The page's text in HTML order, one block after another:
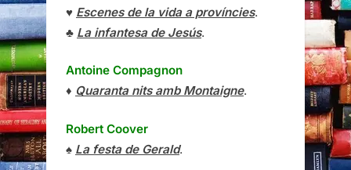
♥ Escenes de la vida a províncies.
♣ La infantesa de Jesús.
Antoine Compagnon
♦ Quaranta nits amb Montaigne.
Robert Coover
♠ La festa de Gerald.